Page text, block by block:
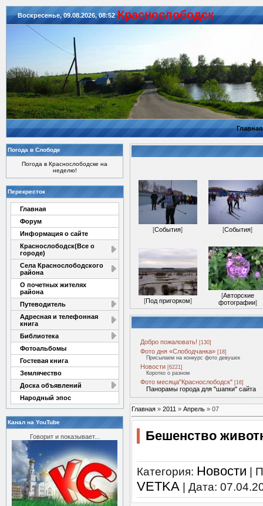
Воскресенье, 09.08.2026, 08:52 Красноcлободск
Главная
Погода в Слободе
Погода в Краснослободске на
неделю!
Перекресток
Главная
Форум
Информация о сайте
Краснослободск(Все о
городе)
Села Краснослободского
района
О почетных жителях
района
Путеводитель
Адресная и телефонная
книга
Библиотека
Фотоальбомы
Гостевая книга
Землячество
Доска объявлений
Народный эпос
Канал на YouTube
Говорит и показывает...
[События] [События]
[Под пригорком]
[Авторские
фотографии]
Добро пожаловать! [130]
Фото дня «Слободчанка» [18]
Присылаем на конкурс фото девушек
Новости [6221]
Коротко о разном
Фото месяца"Краснослободск" [16]
Панорамы города для "шапки" сайта
Главная » 2011 » Апрель » 07
Бешенство
Категория: Новости |
VETKA | Дата: